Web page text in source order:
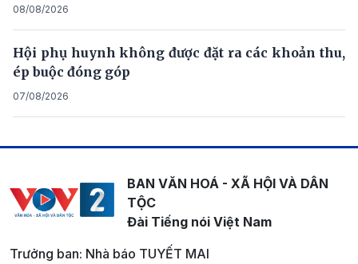
08/08/2026
Hội phụ huynh không được đặt ra các khoản thu,
ép buộc đóng góp
07/08/2026
BAN VĂN HOÁ - XÃ HỘI VÀ DÂN
TỘC
Đài Tiếng nói Việt Nam
Trưởng ban: Nhà báo TUYẾT MAI